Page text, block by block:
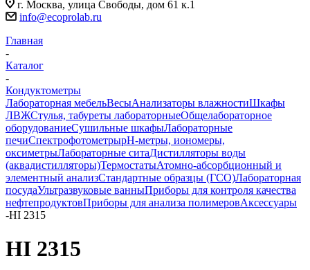
г. Москва, улица Свободы, дом 61 к.1
info@ecoprolab.ru
Главная
-
Каталог
-
Кондуктометры
Лабораторная мебельВесыАнализаторы влажностиШкафы
ЛВЖСтулья, табуреты лабораторныеОбщелабораторное
оборудованиеСушильные шкафыЛабораторные
печиСпектрофотометрыpH-метры, иономеры,
оксиметрыЛабораторные ситаДистилляторы воды
(аквадистилляторы)ТермостатыАтомно-абсорбционный и
элементный анализСтандартные образцы (ГСО)Лабораторная
посудаУльтразвуковые ванныПриборы для контроля качества
нефтепродуктовПриборы для анализа полимеровАксессуары
-HI 2315
HI 2315